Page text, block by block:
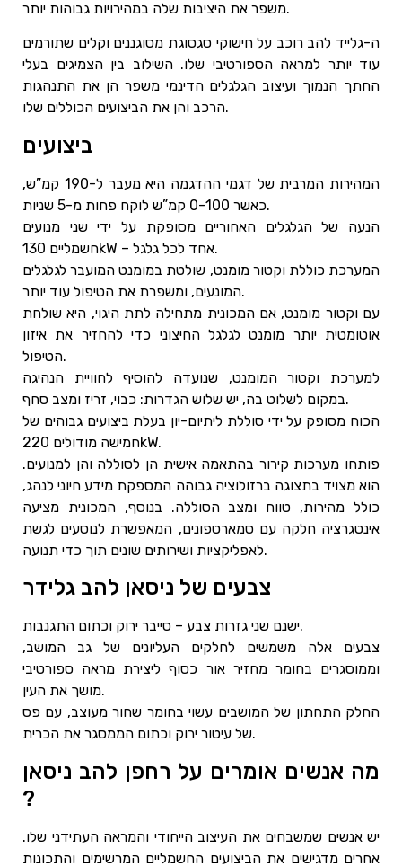
משפר את היציבות שלה במהירויות גבוהות יותר.
ה-גלייד להב רוכב על חישוקי סגסוגת מסוגננים וקלים שתורמים
עוד יותר למראה הספורטיבי שלו. השילוב בין הצמיגים בעלי
החתך הנמוך ועיצוב הגלגלים הדינמי משפר הן את התנהגות
הרכב והן את הביצועים הכוללים שלו.
ביצועים
המהירות המרבית של דגמי ההדגמה היא מעבר ל-190 קמ”ש,
כאשר 0-100 קמ”ש לוקח פחות מ-5 שניות.
הנעה של הגלגלים האחוריים מסופקת על ידי שני מנועים
חשמליים 130kW – אחד לכל גלגל.
המערכת כוללת וקטור מומנט, שולטת במומנט המועבר לגלגלים
המונעים, ומשפרת את הטיפול עוד יותר.
עם וקטור מומנט, אם המכונית מתחילה לתת היגוי, היא שולחת
אוטומטית יותר מומנט לגלגל החיצוני כדי להחזיר את איזון
הטיפול.
למערכת וקטור המומנט, שנועדה להוסיף לחוויית הנהיגה
במקום לשלוט בה, יש שלוש הגדרות: כבוי, זריז ומצב סחף.
הכוח מסופק על ידי סוללת ליתיום-יון בעלת ביצועים גבוהים של
חמישה מודולים 220kW.
פותחו מערכות קירור בהתאמה אישית הן לסוללה והן למנועים.
הוא מצויד בתצוגה ברזולוציה גבוהה המספקת מידע חיוני לנהג,
כולל מהירות, טווח ומצב הסוללה. בנוסף, המכונית מציעה
אינטגרציה חלקה עם סמארטפונים, המאפשרת לנוסעים לגשת
לאפליקציות ושירותים שונים תוך כדי תנועה.
צבעים של ניסאן להב גלידר
ישנם שני גזרות צבע – סייבר ירוק וכתום התגנבות.
צבעים אלה משמשים לחלקים העליונים של גב המושב,
וממוסגרים בחומר מחזיר אור כסוף ליצירת מראה ספורטיבי
מושך את העין.
החלק התחתון של המושבים עשוי בחומר שחור מעוצב, עם פס
של עיטור ירוק וכתום הממסגר את הכרית.
מה אנשים אומרים על רחפן להב ניסאן
?
יש אנשים שמשבחים את העיצוב הייחודי והמראה העתידני שלו.
אחרים מדגישים את הביצועים החשמליים המרשימים והתכונות